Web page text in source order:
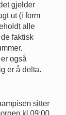
gjelder
ut (i form
alle
faktisk
også
er å delta.
sitter
kl 09:00.